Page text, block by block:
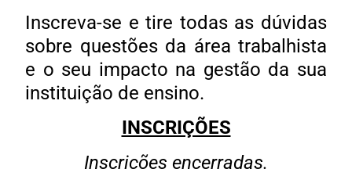
Inscreva-se e tire todas as dúvidas
sobre questões da área trabalhista
e o seu impacto na gestão da sua
instituição de ensino.
INSCRIÇÕES
Inscrições encerradas.